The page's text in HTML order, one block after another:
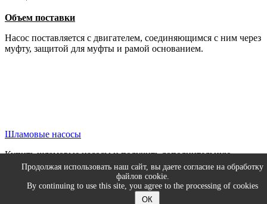
Объем поставки
Насос поставляется с двигателем, соединяющимся с ним через
муфту, защитой для муфты и рамой основанием.
Шламовые насосы
Купить шламовые насосы и получить дополнительную
техническую информацию по насосному оборудованию, Вы
можете обратившись к персоналу нашей компании.
Продолжая использовать наш сайт, вы даете согласие на обработку
файлов cookie.
By continuing to use this site, you agree to the processing of cookies
ОК